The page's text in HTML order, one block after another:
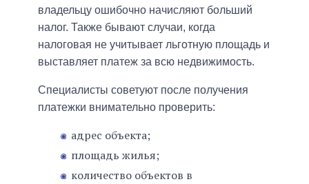
владельцу ошибочно начисляют больший
налог. Также бывают случаи, когда
налоговая не учитывает льготную площадь и
выставляет платеж за всю недвижимость.
Специалисты советуют после получения
платежки внимательно проверить:
адрес объекта;
площадь жилья;
количество объектов в